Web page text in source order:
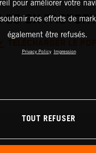
SX
pour améliorer votre
nos efforts de
également être refusés.
Privacy Policy Impression
TOUT REFUSER